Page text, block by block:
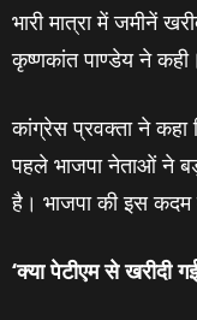
भारी मात्रा में जमीनें
कृष्‍णकांत पाण्‍डेय ने कही।
कांग्रेस प्रवक्‍ता ने
पहले भाजपा नेताओं ने
है। भाजपा की इस कदम
‘क्‍या पेटीएम से खरीदी